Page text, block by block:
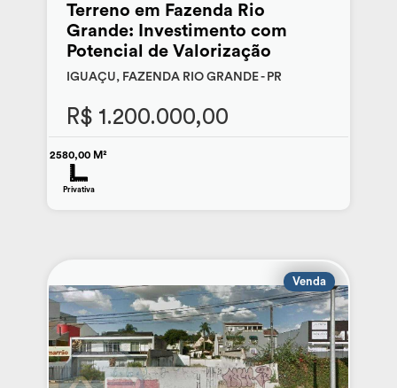
Terreno em Fazenda Rio
Grande: Investimento com
Potencial de Valorização
IGUAÇU, FAZENDA RIO GRANDE - PR
R$ 1.200.000,00
2580,00 M²
Privativa
Venda